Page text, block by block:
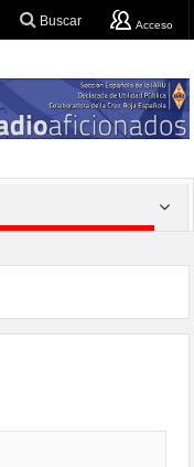
Buscar Acceso